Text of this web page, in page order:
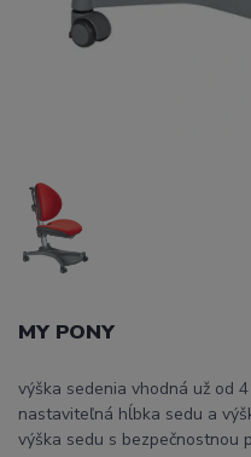
MY PONY
výška sedenia vhodná už od
nastaviteľná hĺbka sedu a
výška sedu s bezpečnostnou